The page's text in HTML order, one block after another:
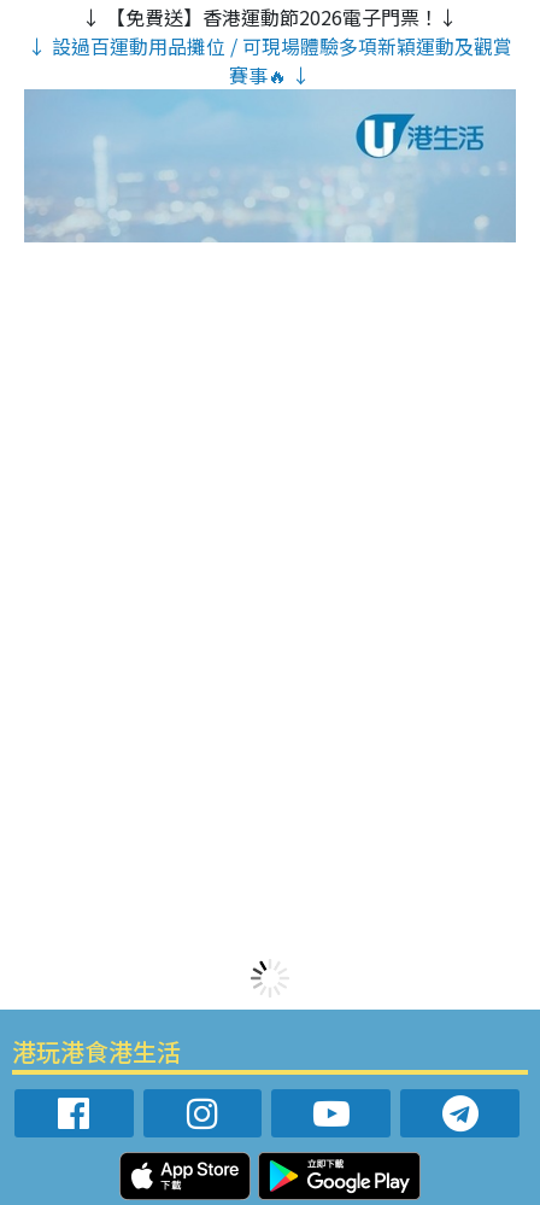
↓ 【免費送】香港運動節2026電子門票！↓
↓ 設過百運動用品攤位 / 可現場體驗多項新穎運動及觀賞
賽事🔥 ↓
港玩港食港生活